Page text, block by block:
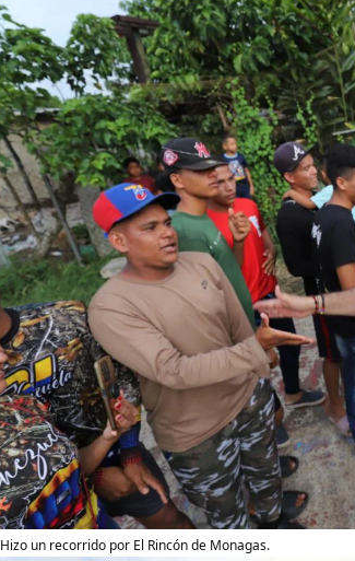
Hizo un recorrido por El Rincón de Monagas.